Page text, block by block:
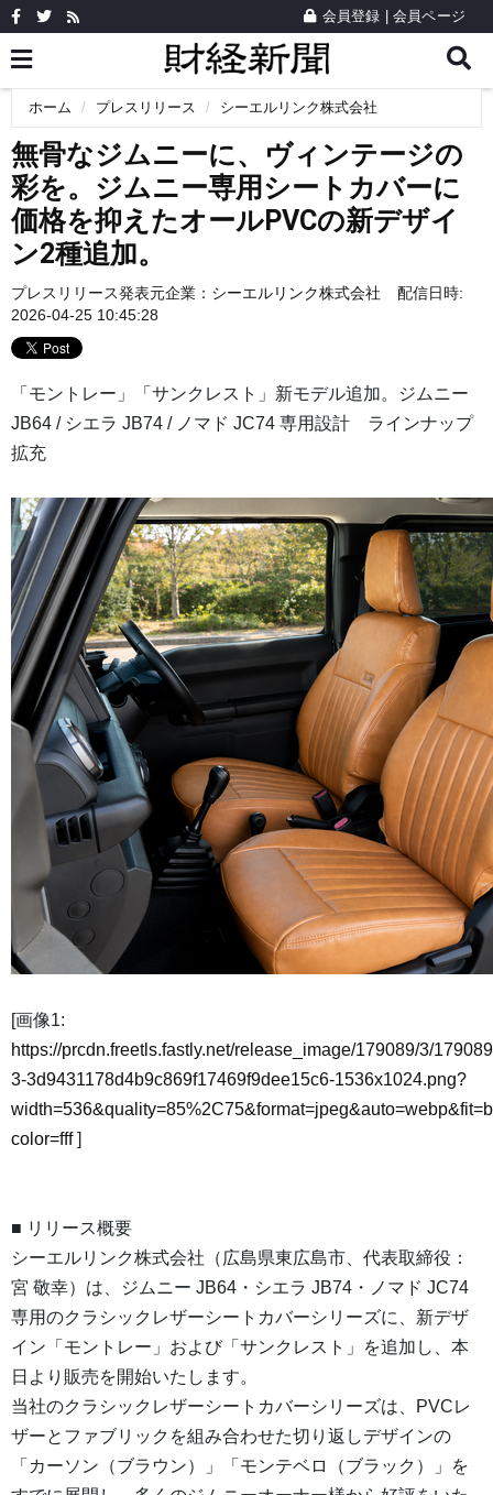
会員登録 会員ページ
ホーム プレスリリース シーエルリンク株式会社
無骨なジムニーに、ヴィンテージの
彩を。ジムニー専用シートカバーに
価格を抑えたオールPVCの新デザイ
ン2種追加。
プレスリリース発表元企業： シーエルリンク株式会社
配信日時:
2026-04-25 10:45:28
「モントレー」「サンクレスト」新モデル追加。ジムニー
JB64 / シエラ JB74 / ノマド JC74 専用設計 ラインナップ
拡充
[画像1:
https://prcdn.freetls.fastly.net/release_image/179089/3/
3-3d9431178d4b9c869f17469f9dee15c6-1536x1024.png?
color=fff]
■ リリース概要
シーエルリンク株式会社（広島県東広島市、代表取締役：
宮 敬幸）は、ジムニー JB64・シエラ JB74・ノマド JC74
専用のクラシックレザーシートカバーシリーズに、新デザ
イン「モントレー」および「サンクレスト」を追加し、本
日より販売を開始いたします。
当社のクラシックレザーシートカバーシリーズは、PVCレ
ザーとファブリックを組み合わせた切り返しデザインの
「カーソン（ブラウン）」「モンテベロ（ブラック）」を